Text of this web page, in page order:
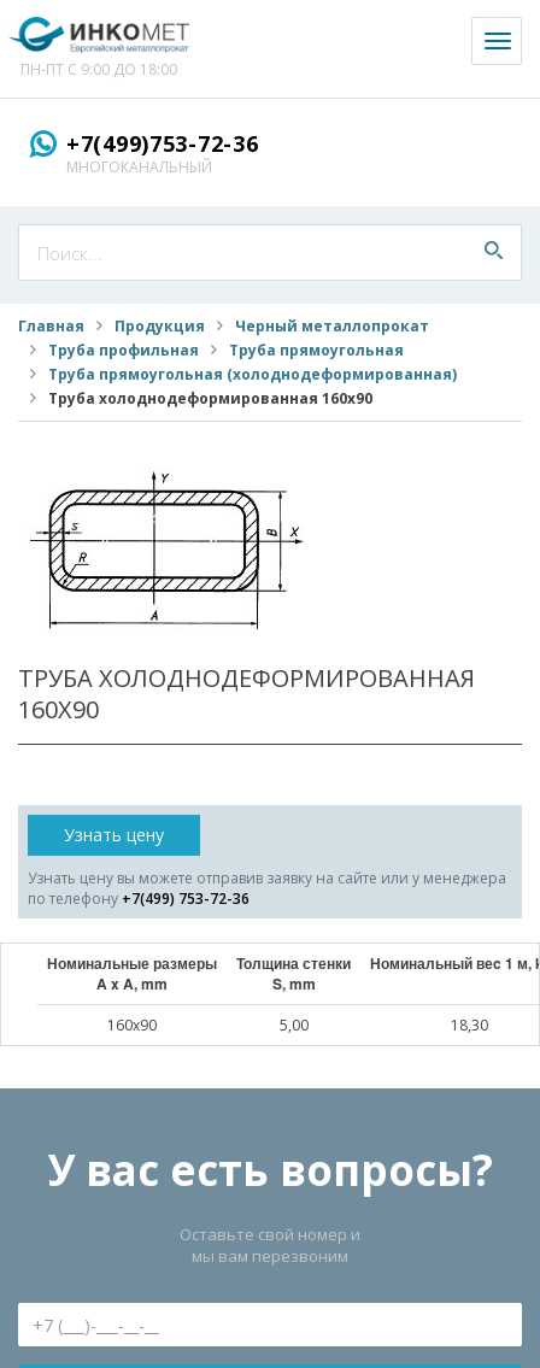
ПН-ПТ С 9:00 ДО 18:00
+7(499)753-72-36
МНОГОКАНАЛЬНЫЙ
Главная Продукция
Черный металлопрокат
Труба профильная
Труба прямоугольная
Труба прямоугольная (холоднодеформированная)
Труба холоднодеформированная 160x90
ТРУБА ХОЛОДНОДЕФОРМИРОВАННАЯ
160X90
Узнать цену
Узнать цену вы можете отправив заявку на сайте или у менеджера
по телефону +7(499) 753-72-36
Номинальные размеры
A x A, mm
Толщина стенки
S, mm
Номинальный веc 1 м,
160x90 5,00 18,30
У вас есть вопросы?
Оставьте свой номер и
мы вам перезвоним